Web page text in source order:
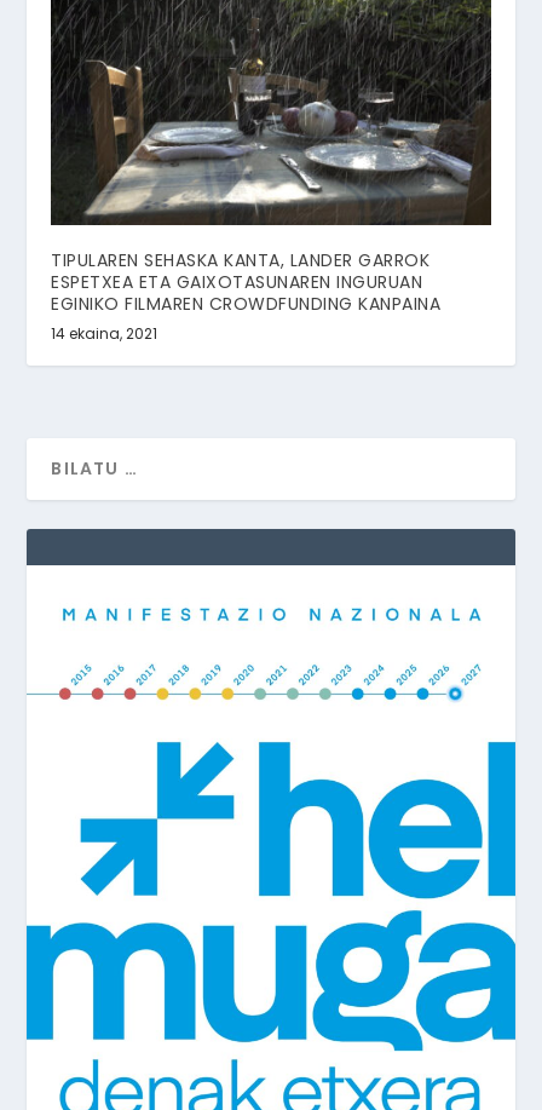
TIPULAREN SEHASKA KANTA, LANDER GARROK
ESPETXEA ETA GAIXOTASUNAREN INGURUAN
EGINIKO FILMAREN CROWDFUNDING KANPAINA
14 ekaina, 2021